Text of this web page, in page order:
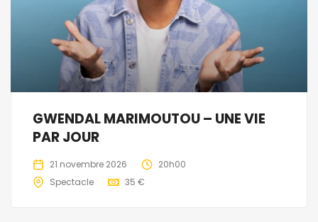
GWENDAL MARIMOUTOU – UNE VIE
PAR JOUR
21 novembre 2026
20h00
Spectacle
35 €